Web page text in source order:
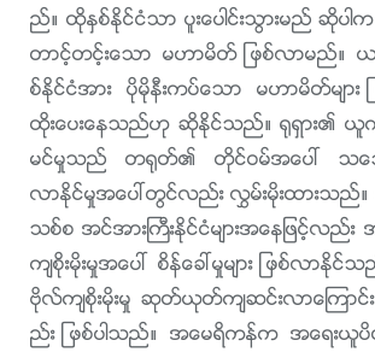
ည္။ ထိုႏွစ္ႏိုင္ငံသာ ပူးေပါင္းသြားမည္ ဆိုပ
တာင့္တင့္းေသာ မဟာမိတ္ ျဖစ္လာမည္။
စ္ႏိုင္ငံအား ပိုမိုနီးကပ္ေသာ မဟာမိတ္မ်ား
ထိုးေပးေနသည္ဟု ဆိုႏိုင္သည္။ ႐ုရွား၏ ယူက
မင္မႈသည္ တ႐ုတ္၏ တိုင္ဝမ္အေပၚ သေဘာ
လာႏိုင္မႈအေပၚတြင္လည္း လႊမ္းမိုးထားသည္။
သစ္စ အင္အားႀကီးႏိုင္ငံမ်ားအေနျဖင့္လည္
က်စိုးမိုးမႈအေပၚ စိန္ေခၚမႈမ်ား ျဖစ္လာ
ဗိုလ္က်စိုးမိုးမႈ ဆုတ္ယုတ္က်ဆင္းလာေၾကာင္
ည္း ျဖစ္ပါသည္။ အေမရိကန္က အေရးယူ